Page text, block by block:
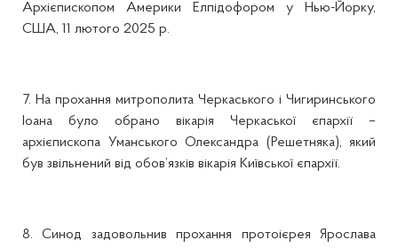
Архієпископом Америки Елпідофором у Нью-Йорку,
США, 11 лютого 2025 р.
7. На прохання митрополита Черкаського і Чигиринського
Іоана було обрано вікарія Черкаської єпархії –
архієпископа Уманського Олександра (Решетняка), який
був звільнений від обов’язків вікарія Київської єпархії.
8. Синод задовольнив прохання протоієрея Ярослава